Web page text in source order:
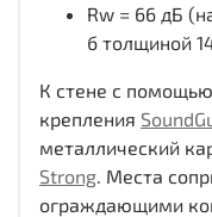
Rw = 66 дБ
б толщиной
К стене с
крепления
металлический
Strong . Места
ограждающими